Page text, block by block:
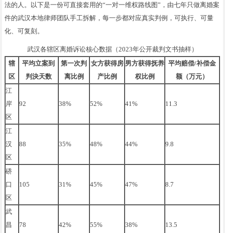
法的人。以下是一份可直接套用的“一对一维权路线图”，由七年只做离婚案
件的武汉本地律师团队手工拆解，每一步都对应真实判例，可执行、可量
化、可复刻。
武汉各辖区离婚诉讼核心数据（2023年公开裁判文书抽样）
辖
区
平均立案到
判決天数
第一次判
离比例
女方获得房
产比例
男方获得抚养
权比例
平均赔偿/补偿金
额（万元）
江
岸
区
92 38% 52% 41% 11.3
江
汉
区
88 35% 48% 44% 9.8
硚
口
区
105 31% 45% 47% 8.7
武
昌
78 42% 55% 38% 13.5